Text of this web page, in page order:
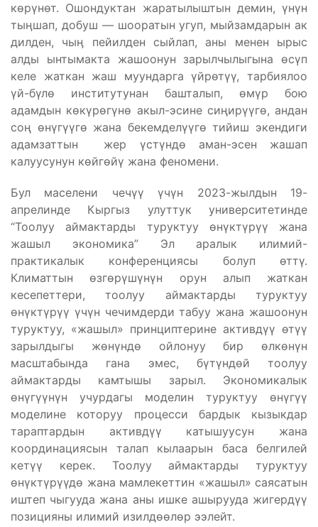
көрүнөт. Ошондуктан жаратылыштын демин, үнүн
тыӊшап, добуш — шооратын угуп, мыйзамдарын ак
дилден, чыӊ пейилден сыйлап, аны менен ырыс
алды ынтымакта жашоонун зарылчылыгына өсүп
келе жаткан жаш муундарга үйрөтүү, тарбиялоо
үй-бүлө институтунан башталып, өмүр бою
адамдын көкүрөгүнө акыл-эсине сиңирүүгө, андан
соң өнүгүүгө жана бекемделүүгө тийиш экендиги
адамзаттын жер үстүндө аман-эсен жашап
калуусунун көйгөйү жана феномени.
Бул маселени чечүү үчүн 2023-жылдын 19-
апрелинде Кыргыз улуттук университетинде
“Тоолуу аймактарды туруктуу өнүктүрүү жана
жашыл экономика” Эл аралык илимий-
практикалык конференциясы болуп өттү.
Климаттын өзгөрүшүнүн орун алып жаткан
кесепеттери, тоолуу аймактарды туруктуу
өнүктүрүү үчүн чечимдерди табуу жана жашоонун
туруктуу, «жашыл» принциптерине активдүү өтүү
зарылдыгы жөнүндө ойлонуу бир өлкөнүн
масштабында гана эмес, бүтүндөй тоолуу
аймактарды камтышы зарыл. Экономикалык
өнүгүүнүн учурдагы моделин туруктуу өнүгүү
моделине которуу процесси бардык кызыкдар
тараптардын активдүү катышуусун жана
координациясын талап кылаарын баса белгилей
кетүү керек. Тоолуу аймактарды туруктуу
өнүктүрүүдө жана мамлекеттин «жашыл» саясатын
иштеп чыгууда жана аны ишке ашырууда жигердүү
позицияны илимий изилдөөлөр ээлейт.